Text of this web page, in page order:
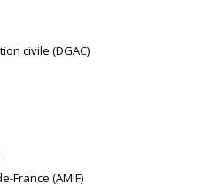
civile (DGAC)
France (AMIF)